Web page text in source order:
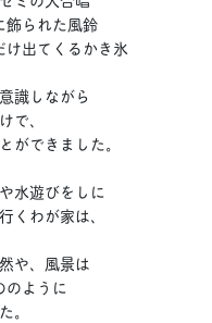
飾られた風鈴
け出てくるかき氷
識しながら
で、
ができました。
水遊びをしに
くわが家は、
や、風景は
のように
。